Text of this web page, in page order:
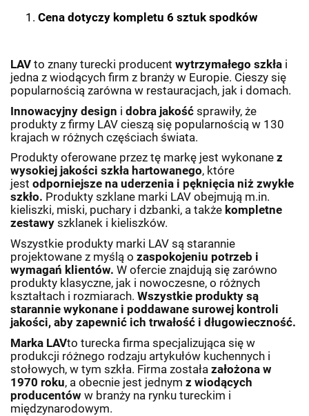
Cena dotyczy kompletu 6 sztuk spodków
LAV to znany turecki producent wytrzymałego szkła i
jedna z wiodących firm z branży w Europie. Cieszy się
popularnością zarówna w restauracjach, jak i domach.
Innowacyjny design i dobra jakość sprawiły, że
produkty z firmy LAV cieszą się popularnością w 130
krajach w różnych częściach świata.
Produkty oferowane przez tę markę jest wykonane z
wysokiej jakości szkła hartowanego, które
jest odporniejsze na uderzenia i pęknięcia niż zwykłe
szkło. Produkty szklane marki LAV obejmują m.in.
kieliszki, miski, puchary i dzbanki, a także kompletne
zestawy szklanek i kieliszków.
Wszystkie produkty marki LAV są starannie
projektowane z myślą o zaspokojeniu potrzeb i
wymagań klientów. W ofercie znajdują się zarówno
produkty klasyczne, jak i nowoczesne, o różnych
kształtach i rozmiarach. Wszystkie produkty są
starannie wykonane i poddawane surowej kontroli
jakości, aby zapewnić ich trwałość i długowieczność.
Marka LAVto turecka firma specjalizująca się w
produkcji różnego rodzaju artykułów kuchennych i
stołowych, w tym szkła. Firma została założona w
1970 roku, a obecnie jest jednym z wiodących
producentów w branży na rynku tureckim i
międzynarodowym.